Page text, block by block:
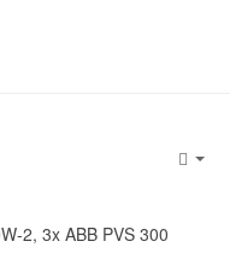
2, 3x ABB PVS 300